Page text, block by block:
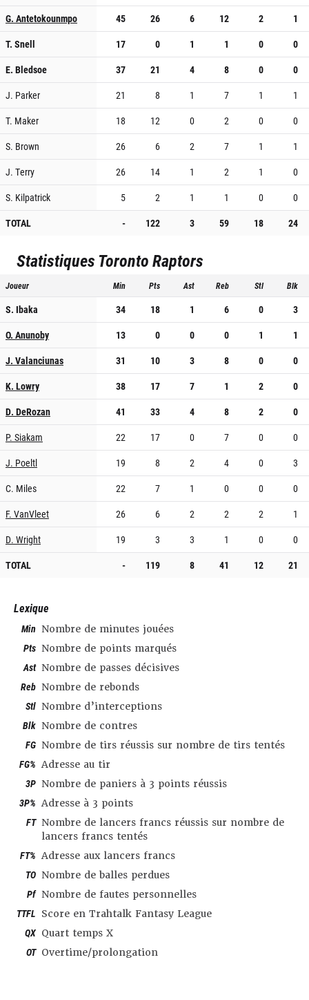
G. Antetokounmpo
45 26 6 12 2
1
T. Snell
17 0 1 1 0
0
E. Bledsoe
37 21 4 8 0
0
J. Parker
21 8 1 7 1
1
T. Maker
18 12 0 2 0
0
S. Brown
26 6 2 7 1
1
J. Terry
26 14 1 2 1
0
S. Kilpatrick
5 2 1 1 0
0
TOTAL
- 122 3 59 18 24
Statistiques Toronto Raptors
Joueur Min Pts Ast Reb Stl Blk
S. Ibaka 34 18 1 6 0
3
O. Anunoby
13 0 0 0 1
1
J. Valanciunas
31 10 3 8 0
0
K. Lowry
38 17 7 1 2
0
D. DeRozan
41 33 4 8 2
0
P. Siakam
22 17 0 7 0
0
J. Poeltl
19 8 2 4 0
3
C. Miles
22 7 1 0 0
0
F. VanVleet
26 6 2 2 2
1
D. Wright
19 3 3 1 0
0
TOTAL
- 119 8 41 12 21
Lexique
Min Nombre de minutes jouées
Pts Nombre de points marqués
Ast Nombre de passes décisives
Reb Nombre de rebonds
Stl Nombre d’interceptions
Blk Nombre de contres
FG Nombre de tirs réussis sur nombre de tirs tentés
FG% Adresse au tir
3P Nombre de paniers à 3 points réussis
3P% Adresse à 3 points
FT Nombre de lancers francs réussis sur nombre de
lancers francs tentés
FT% Adresse aux lancers francs
TO Nombre de balles perdues
Pf Nombre de fautes personnelles
TTFL Score en Trahtalk Fantasy League
QX Quart temps X
OT Overtime/prolongation